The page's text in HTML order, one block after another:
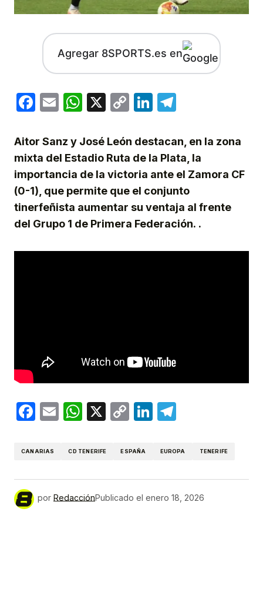
Agregar 8SPORTS.es en
Facebook
EmailWhatsApp
X
CopyLinkedIn
Aitor Sanz y José León destacan, en la zona
mixta del Estadio Ruta de la Plata, la
importancia de la victoria ante el Zamora CF
(0-1), que permite que el conjunto
tinerfeñista aumentar su ventaja al frente
del Grupo 1 de Primera Federación. .
Facebook
EmailWhatsApp
X
CopyLinkedIn
CANARIAS CD TENERIFE ESPAÑA EUROPA TENERIFE
por RedacciónPublicado el enero 18, 2026